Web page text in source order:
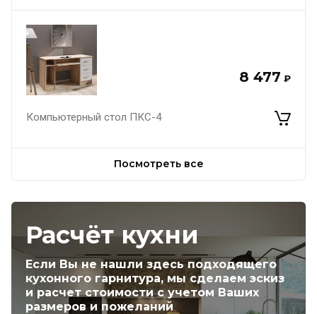
8 477 ₽
Компьютерный стол ПКС-4
Посмотреть все
Расчёт кухни
Если Вы не нашли здесь подходящего
кухонного гарнитура, мы сделаем эскиз
и расчет стоимости с учетом Ваших
размеров и пожеланий